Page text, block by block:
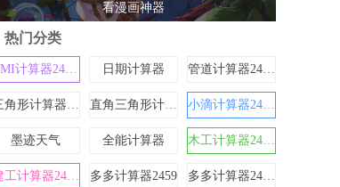
看漫画神器
热门分类
BMI计算器24528 日期计算器 管道计算器24613
三角形计算器24612 直角三角形计算器 小滴计算器24522
墨迹天气 全能计算器 木工计算器24510
建工计算器24612 多多计算器2459 多多计算器24610